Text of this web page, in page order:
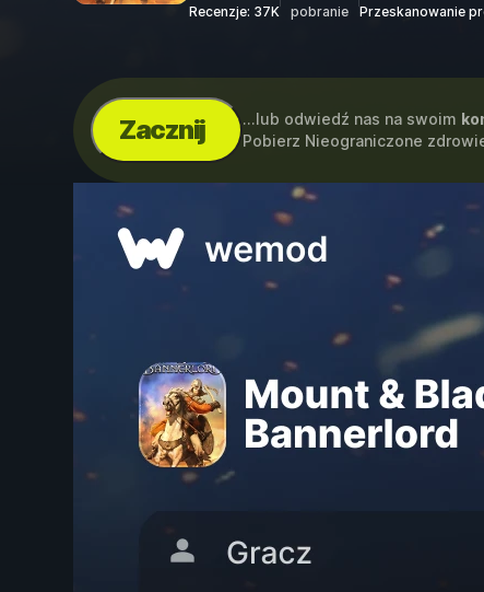
Recenzje: 37K pobranie Przeskanowanie
Zacznij ...lub odwiedź nas na swoim
Pobierz Nieograniczone